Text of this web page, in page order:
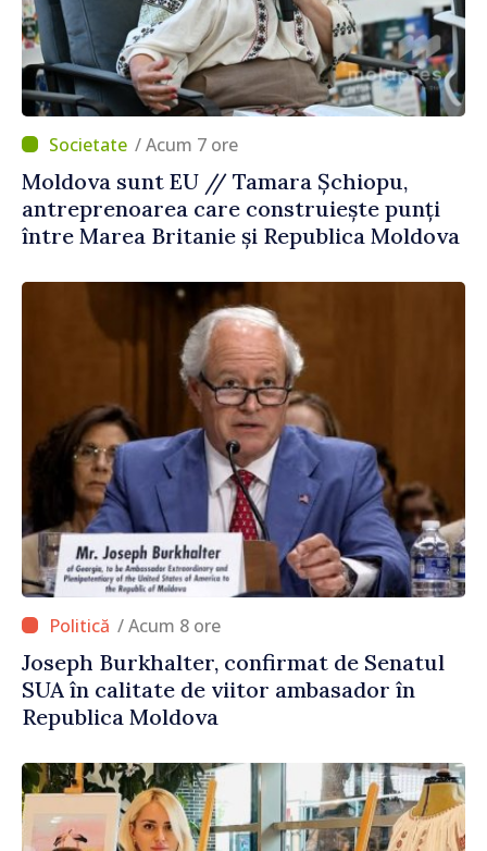
/ Acum 7 ore
Moldova sunt EU // Tamara Șchiopu,
antreprenoarea care construiește punți
între Marea Britanie și Republica Moldova
/ Acum 8 ore
Joseph Burkhalter, confirmat de Senatul
SUA în calitate de viitor ambasador în
Republica Moldova